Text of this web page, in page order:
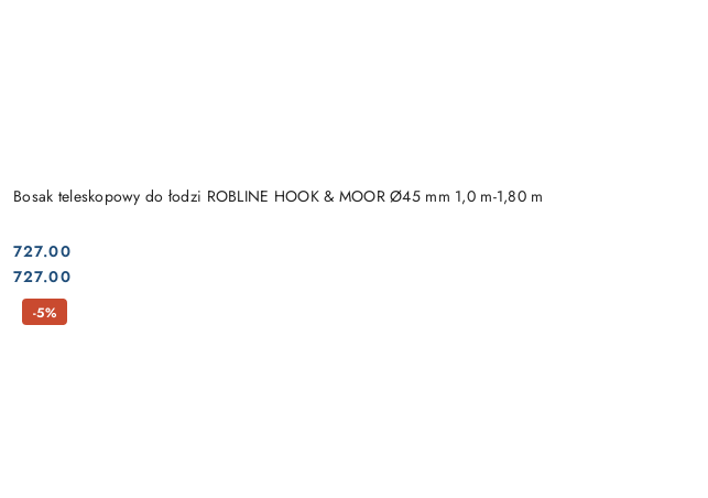
Bosak teleskopowy do łodzi ROBLINE HOOK & MOOR Ø45 mm 1,0 m-1,80 m
Cena:
727.00
Cena:
727.00
-5%